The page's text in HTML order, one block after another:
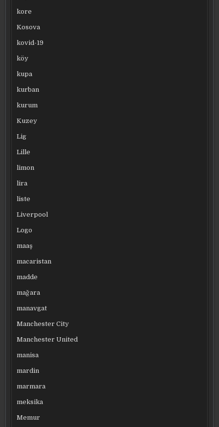
kore
Kosova
kovid-19
köy
kupa
kurban
kurum
Kuzey
Lig
Lille
limon
lira
liste
Liverpool
Logo
maaş
macaristan
madde
mağara
manavgat
Manchester City
Manchester United
manisa
mardin
marmara
meksika
Memur